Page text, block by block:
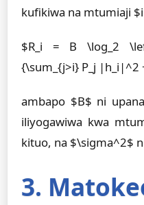
kufikiwa na mtumiaji
$R_i = B \log_2
{\sum_{j>i} P_j
ambapo $B$ ni
iliyogawiwa kwa
kituo, na $\sigma^2$
3.